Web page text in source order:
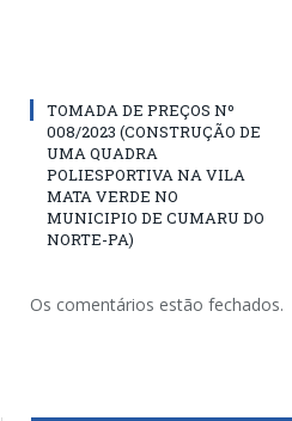
TOMADA DE PREÇOS Nº
008/2023 (CONSTRUÇÃO DE
UMA QUADRA
POLIESPORTIVA NA VILA
MATA VERDE NO
MUNICIPIO DE CUMARU DO
NORTE-PA)
Os comentários estão fechados.